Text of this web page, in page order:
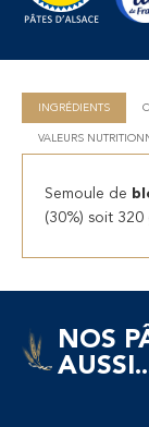
INGRÉDIENTS
VALEURS
Semoule de
(30%) soit
NOS